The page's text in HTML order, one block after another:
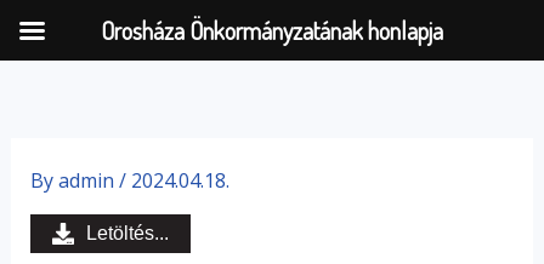
content
Byadmin / 2024.04.18.
Letöltés...
Orosháza Önkormányzatának honlapja